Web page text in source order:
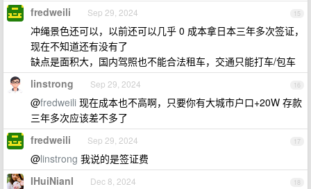
15
fredweili Sep 29, 2024
冲绳景色还可以，以前还可以几乎 0 成本拿日本三年多次签证，
现在不知道还有没有了
缺点是面积大，国内驾照也不能合法租车，交通只能打车/包车
16
linstrong Sep 29, 2024
@fredweili 现在成本也不高啊，只要你有大城市户口+20W 存款
三年多次应该差不多了
17
fredweili Sep 29, 2024
@linstrong 我说的是签证费
18
IHuiNianl Dec 8, 2024